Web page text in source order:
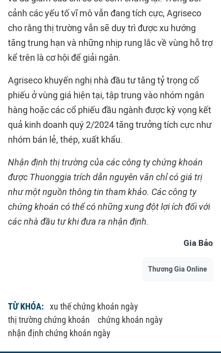
cảnh các yếu tố vĩ mô vẫn đang tích cực, Agriseco
cho rằng thị trường vẫn sẽ duy trì được xu hướng
tăng trung hạn và những nhịp rung lắc về vùng hỗ trợ
kể trên là cơ hội để giải ngân.
Agriseco khuyến nghị nhà đầu tư tăng tỷ trọng cổ
phiếu ở vùng giá hiện tại, tập trung vào nhóm ngân
hàng hoặc các cổ phiếu đầu ngành được kỳ vọng kết
quả kinh doanh quý 2/2024 tăng trưởng tích cực như
nhóm bán lẻ, thép, xuất khẩu.
Nhận định thị trường của các công ty chứng khoán
được Thuonggia trích dẫn nguyên văn chỉ có giá trị
như một nguồn thông tin tham khảo. Các công ty
chứng khoán có thể có những xung đột lợi ích đối với
các nhà đầu tư khi đưa ra nhận định.
Gia Bảo
Thương Gia Online
TỪ KHÓA:
xu thế chứng khoán ngày
thị trường chứng khoán
chứng khoán ngày
nhận định chứng khoán ngày